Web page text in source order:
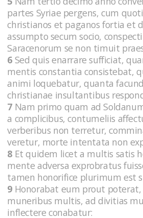
partes Syriae pergens, cum
christianos et paganos fortia et
assumpto secum socio,
Saracenorum se non timuit
6 Sed quis enarrare sufficiat,
mentis constantia consistebat,
animi loquebatur, quanta
christianae insultantibus
7 Nam primo quam ad
a complicibus, contumeliis
verberibus non terretur,
veretur, morte intentata non
8 Et quidem licet a multis satis
mente adversa exprobratus
tamen honorifice plurimum est
9 Honorabat eum prout
muneribus multis, ad divitias
inflectere conabatur: